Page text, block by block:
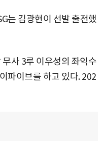
는 김광현이 선발 출전했
사 3루 이우성의 좌익수
파이브를 하고 있다. 202